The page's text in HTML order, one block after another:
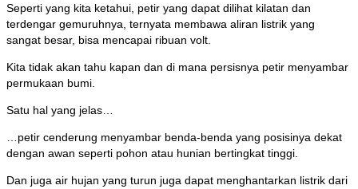
Seperti yang kita ketahui, petir yang dapat dilihat kilatan dan
terdengar gemuruhnya, ternyata membawa aliran listrik yang
sangat besar, bisa mencapai ribuan volt.
Kita tidak akan tahu kapan dan di mana persisnya petir menyambar
permukaan bumi.
Satu hal yang jelas…
…petir cenderung menyambar benda-benda yang posisinya dekat
dengan awan seperti pohon atau hunian bertingkat tinggi.
Dan juga air hujan yang turun juga dapat menghantarkan listrik dari